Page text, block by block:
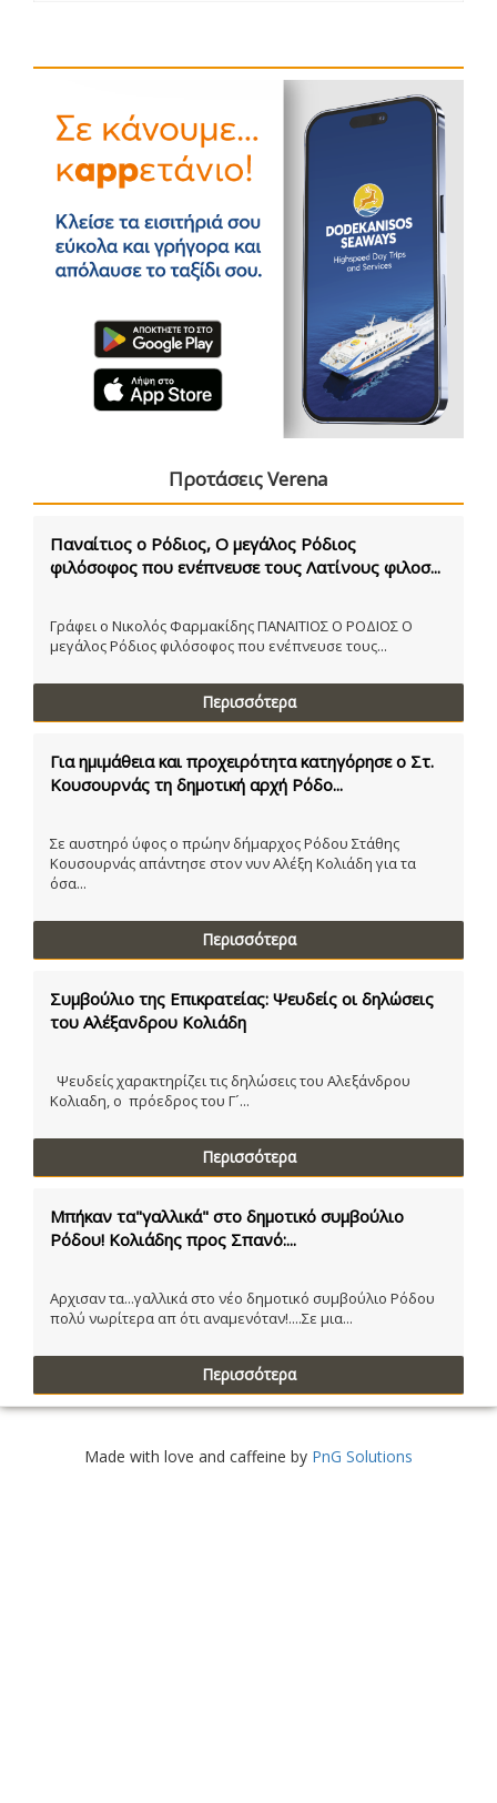
Προτάσεις Verena
Παναίτιος ο Ρόδιος, Ο μεγάλος Ρόδιος
φιλόσοφος που ενέπνευσε τους Λατίνους φιλοσ...
Γράφει ο Νικολός Φαρμακίδης ΠΑΝΑΙΤΙΟΣ Ο ΡΟΔΙΟΣ Ο
μεγάλος Ρόδιος φιλόσοφος που ενέπνευσε τους...
Περισσότερα
Για ημιμάθεια και προχειρότητα κατηγόρησε ο Στ.
Κουσουρνάς τη δημοτική αρχή Ρόδο...
Σε αυστηρό ύφος ο πρώην δήμαρχος Ρόδου Στάθης
Κουσουρνάς απάντησε στον νυν Αλέξη Κολιάδη για τα
όσα...
Περισσότερα
Συμβούλιο της Επικρατείας: Ψευδείς οι δηλώσεις
του Αλέξανδρου Κολιάδη
Ψευδείς χαρακτηρίζει τις δηλώσεις του Αλεξάνδρου
Κολιαδη, ο πρόεδρος του Γ´...
Περισσότερα
Μπήκαν τα"γαλλικά" στο δημοτικό συμβούλιο
Ρόδου! Κολιάδης προς Σπανό:...
Αρχισαν τα...γαλλικά στο νέο δημοτικό συμβούλιο Ρόδου
πολύ νωρίτερα απ ότι αναμενόταν!....Σε μια...
Περισσότερα
Made with love and caffeine by PnG Solutions